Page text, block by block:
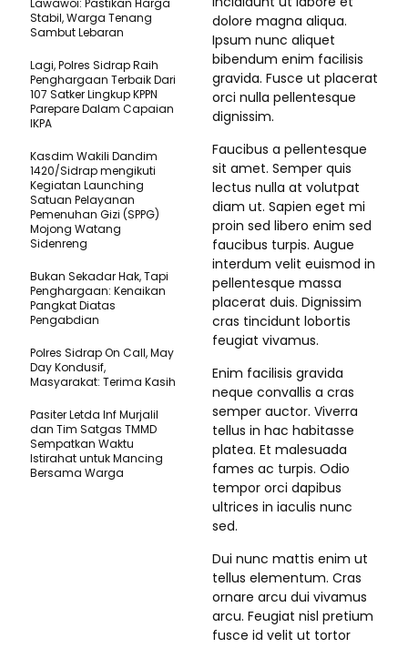
dolore magna aliqua.
Ipsum nunc aliquet
bibendum enim facilisis
gravida. Fusce ut placerat
orci nulla pellentesque
dignissim.
Faucibus a pellentesque
sit amet. Semper quis
lectus nulla at volutpat
diam ut. Sapien eget mi
proin sed libero enim sed
faucibus turpis. Augue
interdum velit euismod in
pellentesque massa
placerat duis. Dignissim
cras tincidunt lobortis
feugiat vivamus.
Enim facilisis gravida
neque convallis a cras
semper auctor. Viverra
tellus in hac habitasse
platea. Et malesuada
fames ac turpis. Odio
tempor orci dapibus
ultrices in iaculis nunc
sed.
Dui nunc mattis enim ut
tellus elementum. Cras
ornare arcu dui vivamus
arcu. Feugiat nisl pretium
fusce id velit ut tortor
Stabil, Warga Tenang
Sambut Lebaran
Lagi, Polres Sidrap Raih
Penghargaan Terbaik Dari
107 Satker Lingkup KPPN
Parepare Dalam Capaian
IKPA
Kasdim Wakili Dandim
1420/Sidrap mengikuti
Kegiatan Launching
Satuan Pelayanan
Pemenuhan Gizi (SPPG)
Mojong Watang
Sidenreng
Bukan Sekadar Hak, Tapi
Penghargaan: Kenaikan
Pangkat Diatas
Pengabdian
Polres Sidrap On Call, May
Day Kondusif,
Masyarakat: Terima Kasih
Pasiter Letda Inf Murjalil
dan Tim Satgas TMMD
Sempatkan Waktu
Istirahat untuk Mancing
Bersama Warga